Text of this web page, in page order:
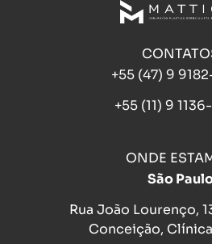
+55 (47) 9
+55 (11) 9
ONDE
São
Rua João Lourenço,
Conceição,